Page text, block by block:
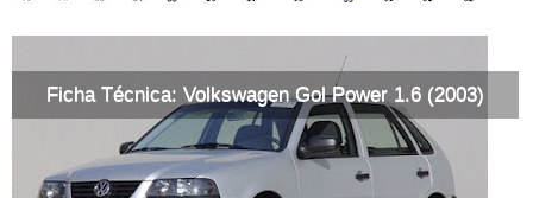
Ficha Técnica: Volkswagen Gol Power 1.6 (2003)